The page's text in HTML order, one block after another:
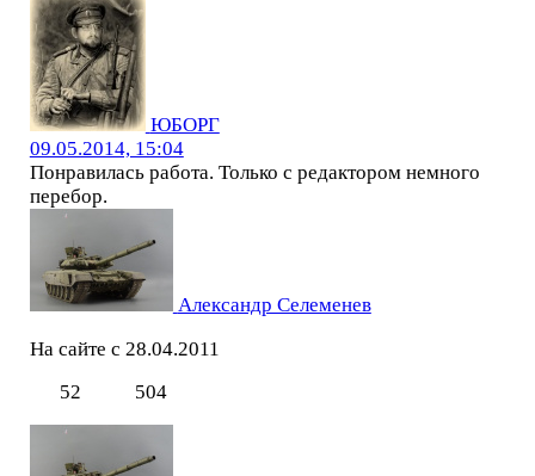
ЮБОРГ
09.05.2014, 15:04
Понравилась работа. Только с редактором немного
перебор.
Александр Селеменев
На сайте с 28.04.2011
52
504